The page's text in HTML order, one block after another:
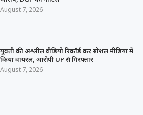
August 7, 2026
युवती की अश्लील वीडियो रिकॉर्ड कर सोशल मीडिया में
किया वायरल, आरोपी UP से गिरफ्तार
August 7, 2026